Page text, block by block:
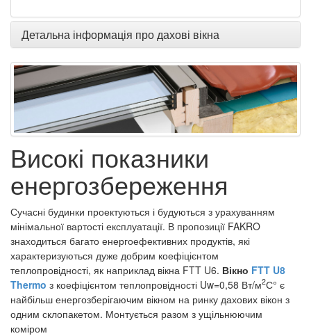
Детальна інформація про дахові вікна
Високі показники
енергозбереження
Сучасні будинки проектуються і будуються з урахуванням
мінімальної вартості експлуатації. В пропозиції FAKRO
знаходиться багато енергоефективних продуктів, які
характеризуються дуже добрим коефіцієнтом
теплопровідності, як наприклад вікна FTT U6. Вікно FTT U8
Thermo з коефіцієнтом теплопровідності Uw=0,58 Вт/м2С° є
найбільш енергозберігаючим вікном на ринку дахових вікон з
одним склопакетом. Монтується разом з ущільнюючим
коміром